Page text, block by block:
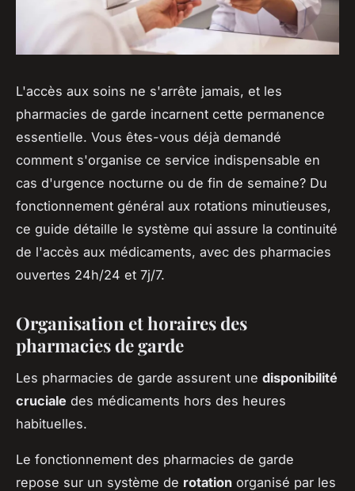
L'accès aux soins ne s'arrête jamais, et les
pharmacies de garde incarnent cette permanence
essentielle. Vous êtes-vous déjà demandé
comment s'organise ce service indispensable en
cas d'urgence nocturne ou de fin de semaine? Du
fonctionnement général aux rotations minutieuses,
ce guide détaille le système qui assure la continuité
de l'accès aux médicaments, avec des pharmacies
ouvertes 24h/24 et 7j/7.
Organisation et horaires des
pharmacies de garde
Les pharmacies de garde assurent une disponibilité
cruciale des médicaments hors des heures
habituelles.
Le fonctionnement des pharmacies de garde
repose sur un système de rotation organisé par les